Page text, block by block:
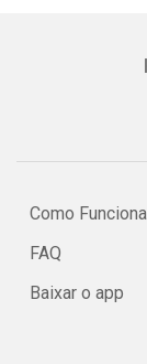
Como Funciona
FAQ
Baixar o app